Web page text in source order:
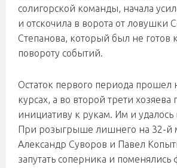
солигорской команды, начала
и отскочила в ворота от ловушки
Степанова, который был не готов
повороту событий.
Остаток первого периода прошел
курсах, а во второй трети хозяева
инициативу к рукам. Им и
При розыгрыше лишнего на 32-й
Александр Суворов и Павел
запутать соперника и поменялись